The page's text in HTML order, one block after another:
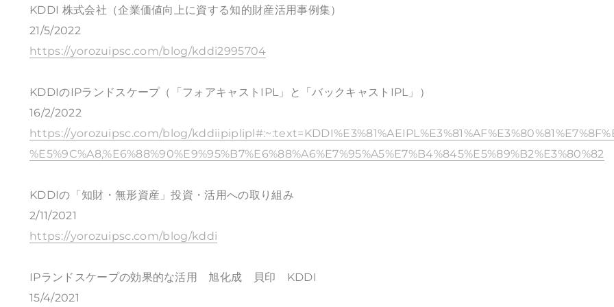
KDDI 株式会社（企業価値向上に資する知的財産活用事例集）
21/5/2022
https://yorozuipsc.com/blog/kddi2995704
KDDIのIPランドスケープ（「フォアキャストIPL」と「バックキャストIPL」）
16/2/2022
https://yorozuipsc.com/blog/
%E5%9C%A8,%E6%88%90%E9%95%B7%E6%88%A6%E7%95%A5%E7%B4%845%E5%89%B2%E3%80%82
KDDIの「知財・無形資産」投資・活用への取り組み
2/11/2021
https://yorozuipsc.com/blog/kddi
IPランドスケープの効果的な活用 旭化成 貝印 KDDI
15/4/2021